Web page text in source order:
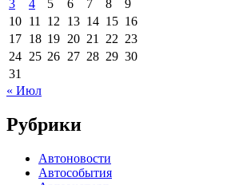
3 4 5 6 7 8
9
10 11 12 13 14 15 16
17 18 19 20 21 22 23
24 25 26 27 28 29 30
31
« Июл
Рубрики
Автоновости
Автособытия